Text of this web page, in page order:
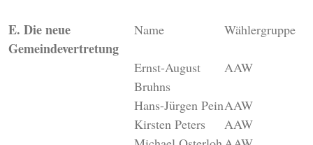
E. Die neue
Gemeindevertretung
Name Wählergruppe
Ernst-August
Bruhns
AAW
Hans-Jürgen PeinAAW
Kirsten Peters
AAW